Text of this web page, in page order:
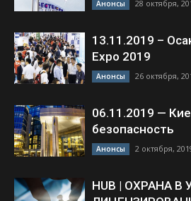
Анонсы 28 октября,
13.11.2019 –
Expo 2019
Анонсы 26 октября,
06.11.2019 —
безопасность
Анонсы 2 октября,
HUB | ОХРАНА В